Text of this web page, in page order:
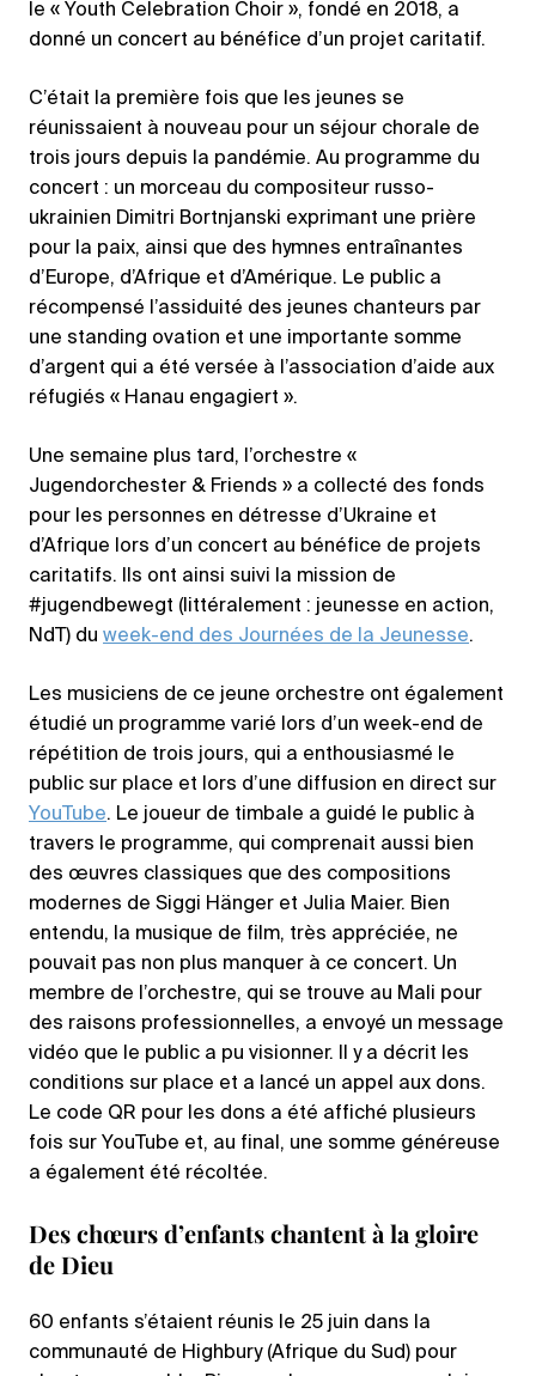
le « Youth Celebration Choir », fondé en 2018, a
donné un concert au bénéfice d’un projet caritatif.
C’était la première fois que les jeunes se
réunissaient à nouveau pour un séjour chorale de
trois jours depuis la pandémie. Au programme du
concert : un morceau du compositeur russo-
ukrainien Dimitri Bortnjanski exprimant une prière
pour la paix, ainsi que des hymnes entraînantes
d’Europe, d’Afrique et d’Amérique. Le public a
récompensé l’assiduité des jeunes chanteurs par
une standing ovation et une importante somme
d’argent qui a été versée à l’association d’aide aux
réfugiés « Hanau engagiert ».
Une semaine plus tard, l’orchestre «
Jugendorchester & Friends » a collecté des fonds
pour les personnes en détresse d’Ukraine et
d’Afrique lors d’un concert au bénéfice de projets
caritatifs. Ils ont ainsi suivi la mission de
#jugendbewegt (littéralement : jeunesse en action,
NdT) du week-end des Journées de la Jeunesse.
Les musiciens de ce jeune orchestre ont également
étudié un programme varié lors d’un week-end de
répétition de trois jours, qui a enthousiasmé le
public sur place et lors d’une diffusion en direct sur
YouTube. Le joueur de timbale a guidé le public à
travers le programme, qui comprenait aussi bien
des œuvres classiques que des compositions
modernes de Siggi Hänger et Julia Maier. Bien
entendu, la musique de film, très appréciée, ne
pouvait pas non plus manquer à ce concert. Un
membre de l’orchestre, qui se trouve au Mali pour
des raisons professionnelles, a envoyé un message
vidéo que le public a pu visionner. Il y a décrit les
conditions sur place et a lancé un appel aux dons.
Le code QR pour les dons a été affiché plusieurs
fois sur YouTube et, au final, une somme généreuse
a également été récoltée.
Des chœurs d’enfants chantent à la gloire
de Dieu
60 enfants s’étaient réunis le 25 juin dans la
communauté de Highbury (Afrique du Sud) pour